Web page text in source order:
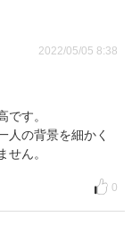
2022/05/05 8:38
す。
人の背景を細かく
ん。
0